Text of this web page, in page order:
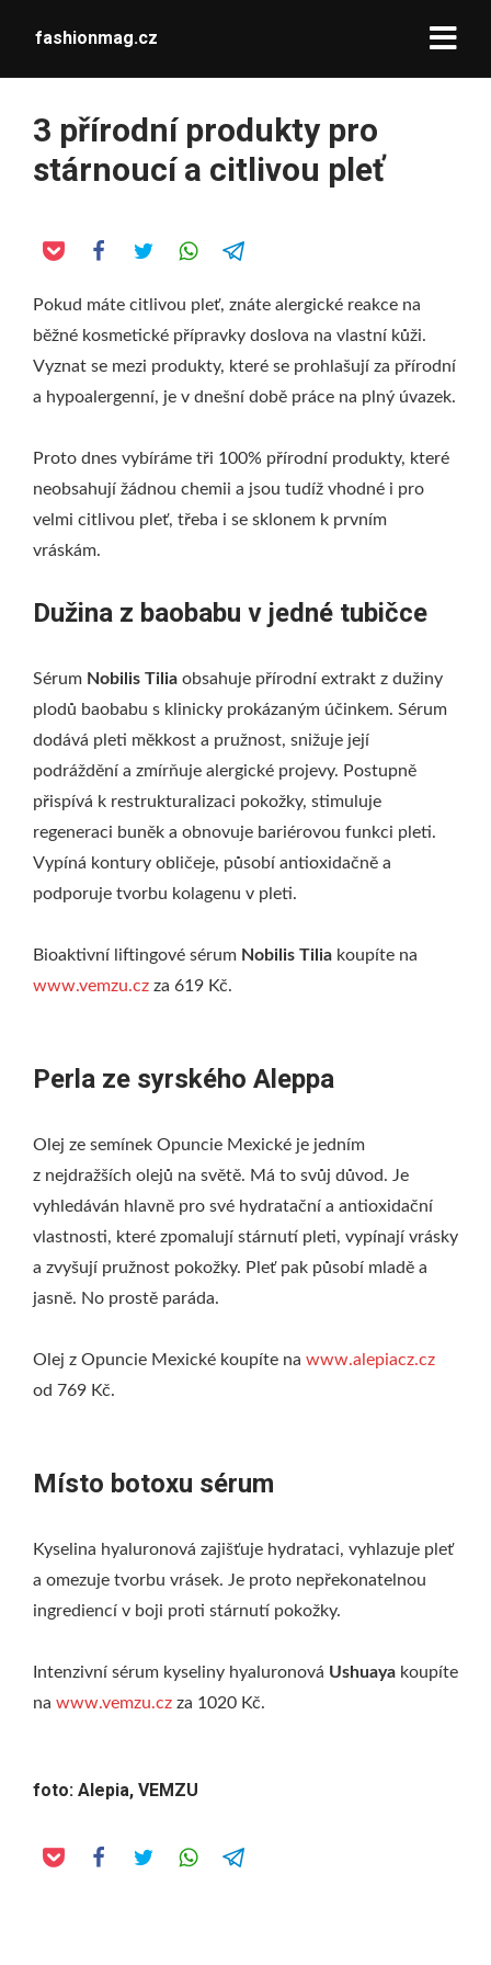
fashionmag.cz
3 přírodní produkty pro
stárnoucí a citlivou pleť
Pokud máte citlivou pleť, znáte alergické reakce na
běžné kosmetické přípravky doslova na vlastní kůži.
Vyznat se mezi produkty, které se prohlašují za přírodní
a hypoalergenní, je v dnešní době práce na plný úvazek.
Proto dnes vybíráme tři 100% přírodní produkty, které
neobsahují žádnou chemii a jsou tudíž vhodné i pro
velmi citlivou pleť, třeba i se sklonem k prvním
vráskám.
Dužina z baobabu v jedné tubičce
Sérum Nobilis Tilia obsahuje přírodní extrakt z dužiny
plodů baobabu s klinicky prokázaným účinkem. Sérum
dodává pleti měkkost a pružnost, snižuje její
podráždění a zmírňuje alergické projevy. Postupně
přispívá k restrukturalizaci pokožky, stimuluje
regeneraci buněk a obnovuje bariérovou funkci pleti.
Vypíná kontury obličeje, působí antioxidačně a
podporuje tvorbu kolagenu v pleti.
Bioaktivní liftingové sérum Nobilis Tilia koupíte na
www.vemzu.cz za 619 Kč.
Perla ze syrského Aleppa
Olej ze semínek Opuncie Mexické je jedním
z nejdražších olejů na světě. Má to svůj důvod. Je
vyhledáván hlavně pro své hydratační a antioxidační
vlastnosti, které zpomalují stárnutí pleti, vypínají vrásky
a zvyšují pružnost pokožky. Pleť pak působí mladě a
jasně. No prostě paráda.
Olej z Opuncie Mexické koupíte na www.alepiacz.cz
od 769 Kč.
Místo botoxu sérum
Kyselina hyaluronová zajišťuje hydrataci, vyhlazuje pleť
a omezuje tvorbu vrásek. Je proto nepřekonatelnou
ingrediencí v boji proti stárnutí pokožky.
Intenzivní sérum kyseliny hyaluronová Ushuaya koupíte
na www.vemzu.cz za 1020 Kč.
foto: Alepia, VEMZU